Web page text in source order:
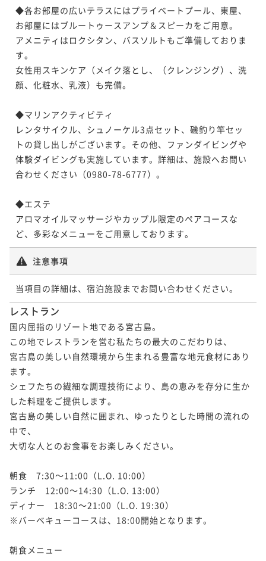
◆各お部屋の広いテラスにはプライベートプール、東屋、
お部屋にはブルートゥースアンプ＆スピーカをご用意。
アメニティはロクシタン、バスソルトもご準備しておりま
す。
女性用スキンケア（メイク落とし、（クレンジング）、洗
顔、化粧水、乳液）も完備。
◆マリンアクティビティ
レンタサイクル、シュノーケル3点セット、磯釣り竿セッ
トの貸し出しがございます。その他、ファンダイビングや
体験ダイビングも実施しています。詳細は、施設へお問い
合わせください（0980-78-6777）。
◆エステ
アロマオイルマッサージやカップル限定のペアコースな
ど、多彩なメニューをご用意しております。
注意事項
当項目の詳細は、宿泊施設までお問い合わせください。
レストラン
国内屈指のリゾート地である宮古島。
この地でレストランを営む私たちの最大のこだわりは、
宮古島の美しい自然環境から生まれる豊富な地元食材にあり
ます。
シェフたちの繊細な調理技術により、島の恵みを存分に生か
した料理をご提供します。
宮古島の美しい自然に囲まれ、ゆったりとした時間の流れの
中で、
大切な人とのお食事をお楽しみください。
朝食　7:30～11:00（L.O. 10:00）
ランチ　12:00～14:30（L.O. 13:00）
ディナー　18:30～21:00（L.O. 19:30）
※バーベキューコースは、18:00開始となります。
朝食メニュー